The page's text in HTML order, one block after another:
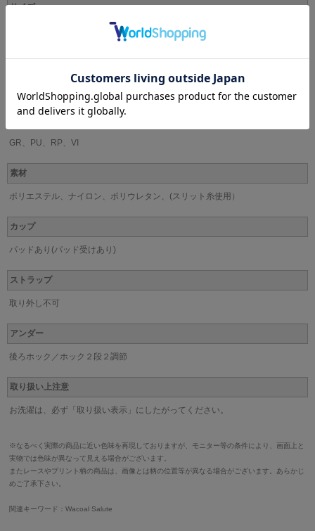
サイズ
Eカップ(E65・E70・E75)
Fカップ(F65・F70・F75)
GR、PU、RP、VI
素材
ポリエステル、ナイロン、ポリウレタン、(スリット糸使用）
カップ
パッドあり(パッド受けあり)
ストラップ
取り外し不可
アンダー
後ろホック／ホック２段２調節
取り扱い上注意
お洗濯は、必ず「取り扱い表示」にしたがってください。
※なるべく実際の商品に近い色味を再現しておりますが、モニター等の条件により、画面上と
実物では色味が異なって見える場合がございます。
またレースやプリント柄の商品は、画像とは柄の位置等が異なる場合がございます。あらかじ
めご了承下さい。
関連キーワード：Wacoal Salute